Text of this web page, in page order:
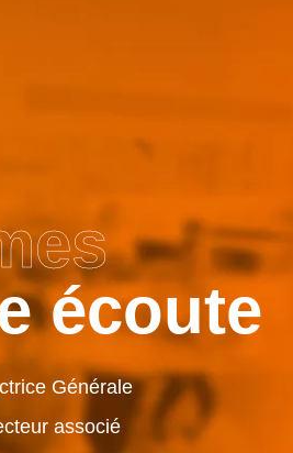
écoute
Générale
associé